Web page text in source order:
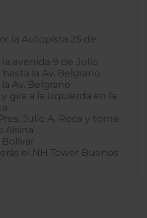
la Autopista 25 de
avenida 9 de Julio
la Av. Belgrano
Av. Belgrano
gira a la izquierda en la
Julio A. Roca y toma
Alsina
el NH Tower Buenos